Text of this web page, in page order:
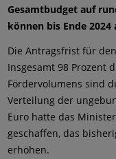
Gesamtbudget auf
können bis Ende
Die Antragsfrist für
Insgesamt 98 Prozent
Fördervolumens sind
Verteilung der
Euro hatte das
geschaffen, das
erhöhen.